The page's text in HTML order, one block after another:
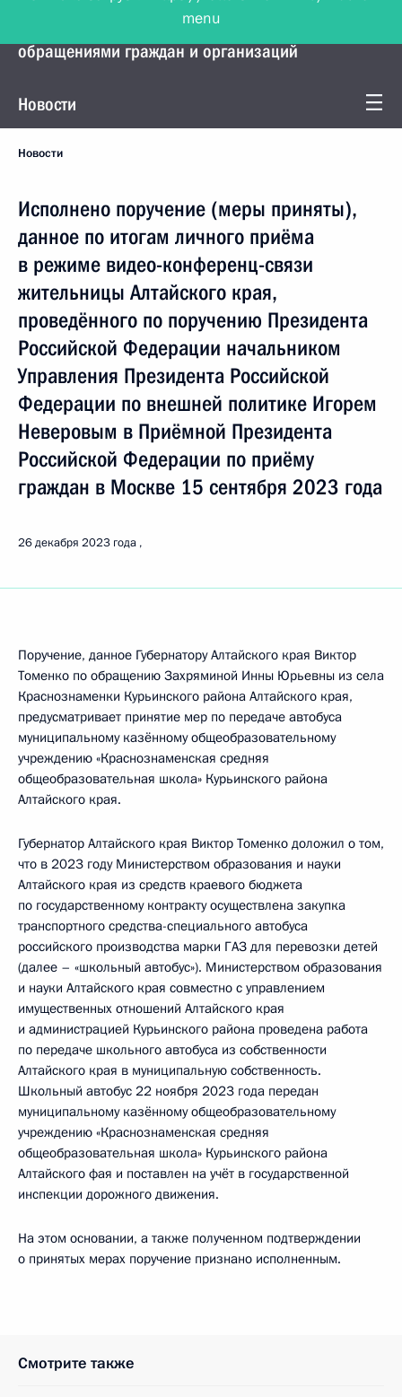
Управление Президента по работе с
обращениями граждан и организаций
Новости
Новости
Исполнено поручение (меры приняты),
данное по итогам личного приёма
в режиме видео-конференц-связи
жительницы Алтайского края,
проведённого по поручению Президента
Российской Федерации начальником
Управления Президента Российской
Федерации по внешней политике Игорем
Неверовым в Приёмной Президента
Российской Федерации по приёму
граждан в Москве 15 сентября 2023 года
26 декабря 2023 года
Поручение, данное Губернатору Алтайского края Виктор
Томенко по обращению Захряминой Инны Юрьевны из села
Краснознаменки Курьинского района Алтайского края,
предусматривает принятие мер по передаче автобуса
муниципальному казённому общеобразовательному
учреждению «Краснознаменская средняя
общеобразовательная школа» Курьинского района
Алтайского края.
Губернатор Алтайского края Виктор Томенко доложил о том,
что в 2023 году Министерством образования и науки
Алтайского края из средств краевого бюджета
по государственному контракту осуществлена закупка
транспортного средства-специального автобуса
российского производства марки ГАЗ для перевозки детей
(далее – «школьный автобус»). Министерством образования
и науки Алтайского края совместно с управлением
имущественных отношений Алтайского края
и администрацией Курьинского района проведена работа
по передаче школьного автобуса из собственности
Алтайского края в муниципальную собственность.
Школьный автобус 22 ноября 2023 года передан
муниципальному казённому общеобразовательному
учреждению «Краснознаменская средняя
общеобразовательная школа» Курьинского района
Алтайского фая и поставлен на учёт в государственной
инспекции дорожного движения.
На этом основании, а также полученном подтверждении
о принятых мерах поручение признано исполненным.
Смотрите также
menu